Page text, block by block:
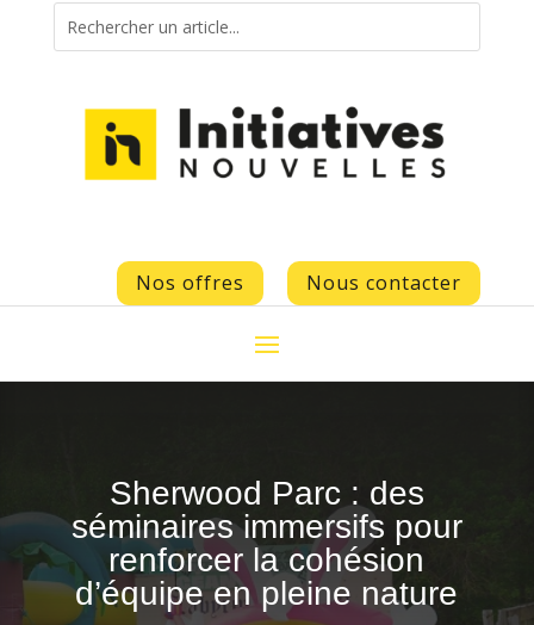
Nos offres Nous contacter
Sherwood Parc : des
séminaires immersifs pour
renforcer la cohésion
d’équipe en pleine nature